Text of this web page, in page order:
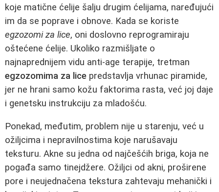
koje matične ćelije šalju drugim ćelijama, naređujući
im da se poprave i obnove. Kada se koriste
egzozomi za lice, oni doslovno reprogramiraju
oštećene ćelije. Ukoliko razmišljate o
najnaprednijem vidu anti-age terapije, tretman
egzozomima za lice predstavlja vrhunac piramide,
jer ne hrani samo kožu faktorima rasta, već joj daje
i genetsku instrukciju za mladošću.
Ponekad, međutim, problem nije u starenju, već u
ožiljcima i nepravilnostima koje narušavaju
teksturu. Akne su jedna od najčešćih briga, koja ne
pogađa samo tinejdžere. Ožiljci od akni, proširene
pore i neujednačena tekstura zahtevaju mehanički i